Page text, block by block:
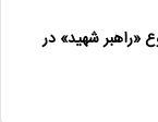
«راهبر شهید» در